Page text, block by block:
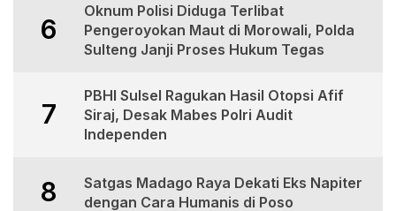
6
Oknum Polisi Diduga Terlibat
Pengeroyokan Maut di Morowali, Polda
Sulteng Janji Proses Hukum Tegas
7
PBHI Sulsel Ragukan Hasil Otopsi Afif
Siraj, Desak Mabes Polri Audit
Independen
8
Satgas Madago Raya Dekati Eks Napiter
dengan Cara Humanis di Poso